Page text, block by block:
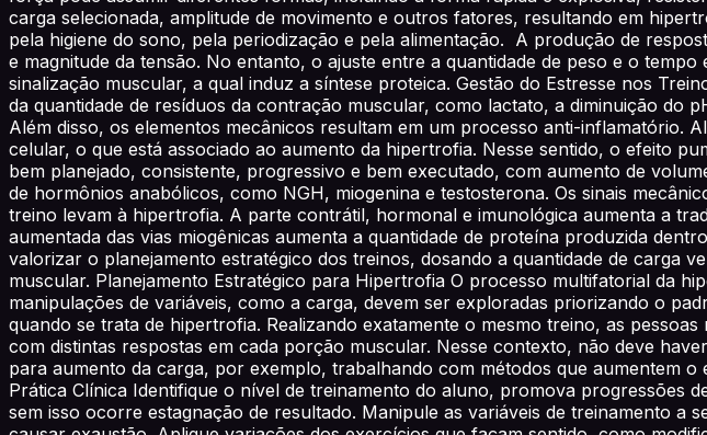
carga selecionada, amplitude de movimento e outros fatores, resultando em
pela higiene do sono, pela periodização e pela alimentação. A produção de
e magnitude da tensão. No entanto, o ajuste entre a quantidade de peso e o
sinalização muscular, a qual induz a síntese proteica. Gestão do Estresse nos
da quantidade de resíduos da contração muscular, como lactato, a diminuição do
Além disso, os elementos mecânicos resultam em um processo anti-inflamatório.
celular, o que está associado ao aumento da hipertrofia. Nesse sentido, o efeito
bem planejado, consistente, progressivo e bem executado, com aumento de
de hormônios anabólicos, como NGH, miogenina e testosterona. Os sinais
treino levam à hipertrofia. A parte contrátil, hormonal e imunológica aumenta a
aumentada das vias miogênicas aumenta a quantidade de proteína produzida
valorizar o planejamento estratégico dos treinos, dosando a quantidade de carga
muscular. Planejamento Estratégico para Hipertrofia O processo multifatorial da
manipulações de variáveis, como a carga, devem ser exploradas priorizando o
quando se trata de hipertrofia. Realizando exatamente o mesmo treino, as
com distintas respostas em cada porção muscular. Nesse contexto, não deve
para aumento da carga, por exemplo, trabalhando com métodos que aumentem
Prática Clínica Identifique o nível de treinamento do aluno, promova progressões
sem isso ocorre estagnação de resultado. Manipule as variáveis de treinamento